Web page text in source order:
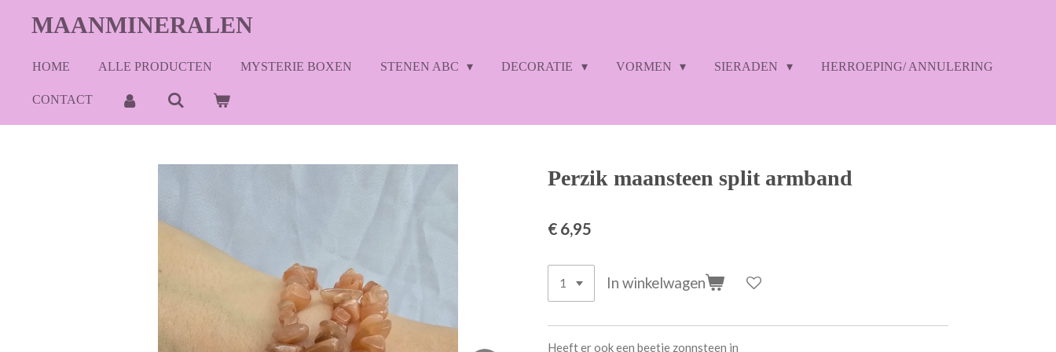
directMAANMINERALEN
HOME ALLE PRODUCTEN MYSTERIE BOXEN STENEN ABC DECORATIE VORMEN SIERADEN HERROEPING/ ANNULERING
CONTACT
Perzik maansteen split armband
€ 6,95
In winkelwagen
Heeft er ook een beetje zonnsteen in